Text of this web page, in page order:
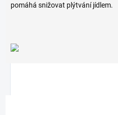
pomáhá snižovat plýtvání jídlem.